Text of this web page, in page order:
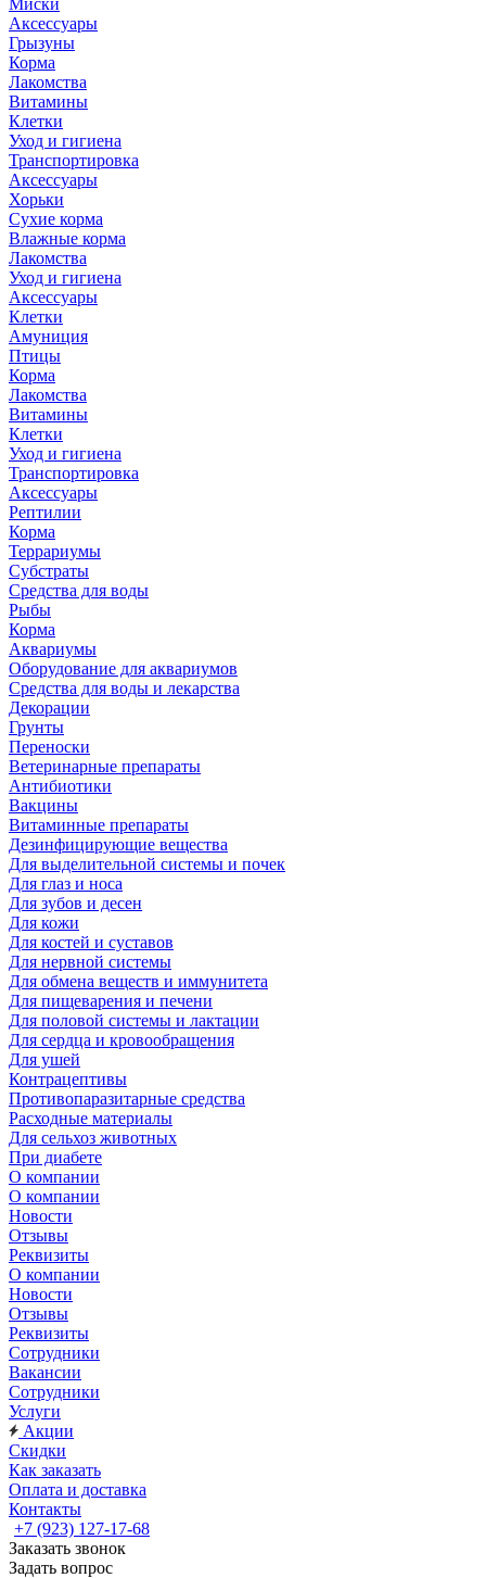
Миски
Аксессуары
Грызуны
Корма
Лакомства
Витамины
Клетки
Уход и гигиена
Транспортировка
Аксессуары
Хорьки
Сухие корма
Влажные корма
Лакомства
Уход и гигиена
Аксессуары
Клетки
Амуниция
Птицы
Корма
Лакомства
Витамины
Клетки
Уход и гигиена
Транспортировка
Аксессуары
Рептилии
Корма
Террариумы
Субстраты
Средства для воды
Рыбы
Корма
Аквариумы
Оборудование для аквариумов
Средства для воды и лекарства
Декорации
Грунты
Переноски
Ветеринарные препараты
Антибиотики
Вакцины
Витаминные препараты
Дезинфицирующие вещества
Для выделительной системы и почек
Для глаз и носа
Для зубов и десен
Для кожи
Для костей и суставов
Для нервной системы
Для обмена веществ и иммунитета
Для пищеварения и печени
Для половой системы и лактации
Для сердца и кровообращения
Для ушей
Контрацептивы
Противопаразитарные средства
Расходные материалы
Для сельхоз животных
При диабете
О компании
О компании
Новости
Отзывы
Реквизиты
О компании
Новости
Отзывы
Реквизиты
Сотрудники
Вакансии
Сотрудники
Услуги
Акции
Скидки
Как заказать
Оплата и доставка
Контакты
+7 (923) 127-17-68
Заказать звонок
Задать вопрос